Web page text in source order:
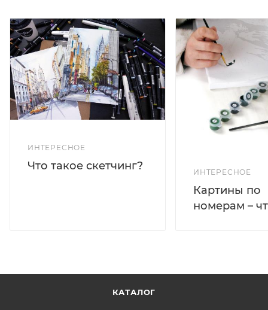
ИНТЕРЕСНОЕ
Что такое скетчинг?
ИНТЕРЕСНОЕ
Картины по
номерам –
КАТАЛОГ